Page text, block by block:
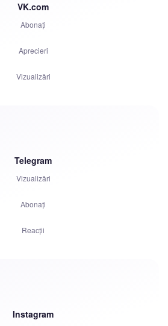
VK.com
Abonați
Aprecieri
Vizualizări
Plângeri
Telegram
Vizualizări
Abonați
Reacții
Instagram